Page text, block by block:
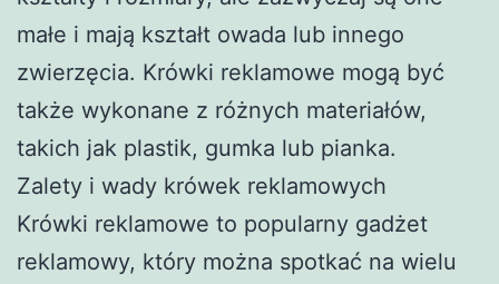
małe i mają kształt owada lub innego
zwierzęcia. Krówki reklamowe mogą być
także wykonane z różnych materiałów,
takich jak plastik, gumka lub pianka.
Zalety i wady krówek reklamowych
Krówki reklamowe to popularny gadżet
reklamowy, który można spotkać na wielu